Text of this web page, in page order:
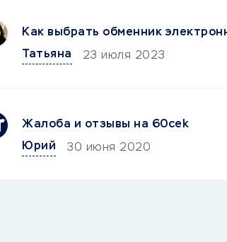
Как выбрать обменник
Татьяна
23 июля 2023
Жалоба и отзывы на 60cek
Юрий
30 июня 2020